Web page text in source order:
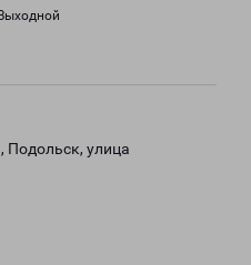
Выходной
Подольск, улица